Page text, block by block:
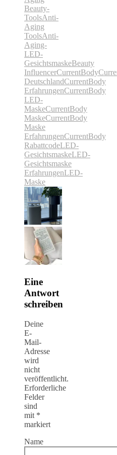
Beauty-
ToolsAnti-
Aging
ToolsAnti-
Aging-
LED-
GesichtsmaskeBeauty
InfluencerCurrentBody
DeutschlandCurrentBody
ErfahrungenCurrentBody
LED-
MaskeCurrentBody
MaskeCurrentBody
Maske
ErfahrungenCurrentBody
RabattcodeLED-
GesichtsmaskeLED-
Gesichtsmaske
ErfahrungenLED-
Maske
Eine
Antwort
schreiben
Deine
E-
Mail-
Adresse
wird
nicht
veröffentlicht.
Erforderliche
Felder
sind
mit *
markiert
Name